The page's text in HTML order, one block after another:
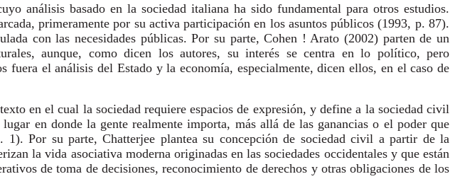
análisis basado en la sociedad italiana ha sido fundamental para otros estudios.
primeramente por su activa participación en los asuntos públicos (1993, p. 87).
con las necesidades públicas. Por su parte, Cohen ! Arato (2002) parten de un
aunque, como dicen los autores, su interés se centra en lo político, pero
el análisis del Estado y la economía, especialmente, dicen ellos, en el caso de
en el cual la sociedad requiere espacios de expresión, y define a la sociedad civil
en donde la gente realmente importa, más allá de las ganancias o el poder que
Por su parte, Chatterjee plantea su concepción de sociedad civil a partir de la
la vida asociativa moderna originadas en las sociedades occidentales y que están
de toma de decisiones, reconocimiento de derechos y otras obligaciones de los